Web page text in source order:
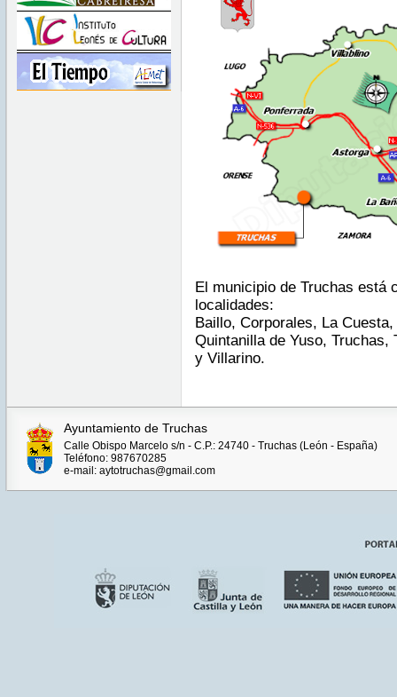
El municipio de Truchas está
localidades:
Baillo, Corporales, La
Quintanilla de Yuso, Truchas,
y Villarino.
Ayuntamiento de Truchas
Calle Obispo Marcelo s/n - C.P.: 24740 - Truchas (León - España)
Teléfono: 987670285
e-mail: aytotruchas@gmail.com